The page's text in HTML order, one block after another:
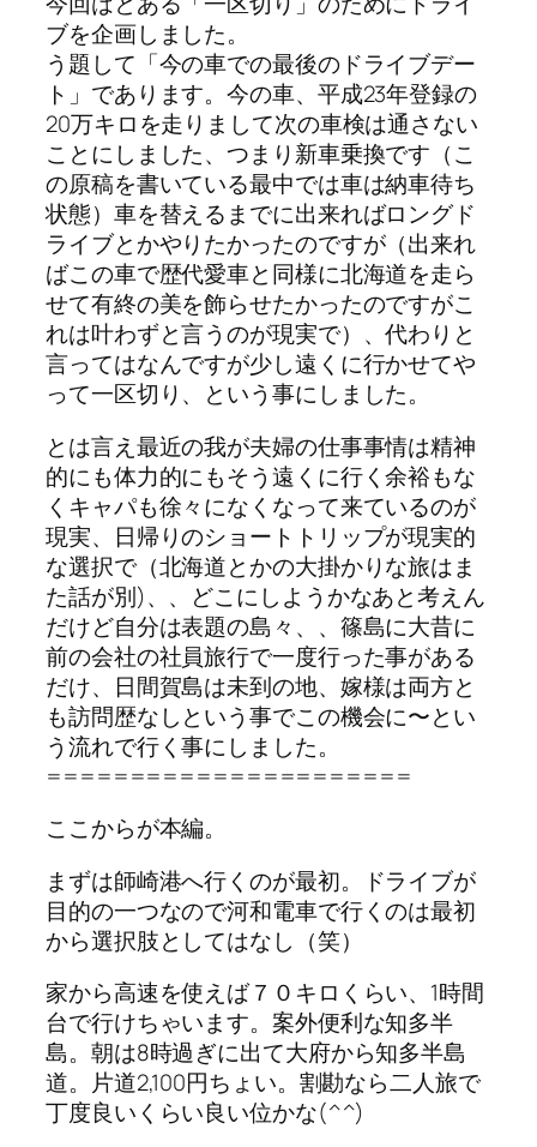
ブを企画しました。
う題して「今の車での最後のドライブデー
ト」であります。今の車、平成23年登録の
20万キロを走りまして次の車検は通さない
ことにしました、つまり新車乗換です（こ
の原稿を書いている最中では車は納車待ち
状態）車を替えるまでに出来ればロングド
ライブとかやりたかったのですが（出来れ
ばこの車で歴代愛車と同様に北海道を走ら
せて有終の美を飾らせたかったのですがこ
れは叶わずと言うのが現実で）、代わりと
言ってはなんですが少し遠くに行かせてや
って一区切り、という事にしました。
とは言え最近の我が夫婦の仕事事情は精神
的にも体力的にもそう遠くに行く余裕もな
くキャパも徐々になくなって来ているのが
現実、日帰りのショートトリップが現実的
な選択で（北海道とかの大掛かりな旅はま
た話が別)、、どこにしようかなあと考えん
だけど自分は表題の島々、、篠島に大昔に
前の会社の社員旅行で一度行った事がある
だけ、日間賀島は未到の地、嫁様は両方と
も訪問歴なしという事でこの機会に〜とい
う流れで行く事にしました。
======================
ここからが本編。
まずは師崎港へ行くのが最初。ドライブが
目的の一つなので河和電車で行くのは最初
から選択肢としてはなし（笑）
家から高速を使えば７０キロくらい、1時間
台で行けちゃいます。案外便利な知多半
島。朝は8時過ぎに出て大府から知多半島
道。片道2,100円ちょい。割勘なら二人旅で
丁度良いくらい良い位かな(^^)